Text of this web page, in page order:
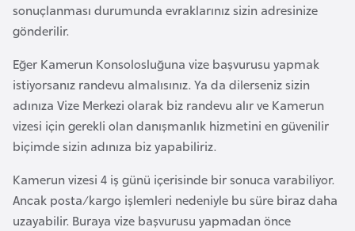
sonuçlanması durumunda evraklarınız sizin adresinize
gönderilir.
Eğer Kamerun Konsolosluğuna vize başvurusu yapmak
istiyorsanız randevu almalısınız. Ya da dilerseniz sizin
adınıza Vize Merkezi olarak biz randevu alır ve Kamerun
vizesi için gerekli olan danışmanlık hizmetini en güvenilir
biçimde sizin adınıza biz yapabiliriz.
Kamerun vizesi 4 iş günü içerisinde bir sonuca varabiliyor.
Ancak posta/kargo işlemleri nedeniyle bu süre biraz daha
uzayabilir. Buraya vize başvurusu yapmadan önce
C
i
u
t
i
i
n